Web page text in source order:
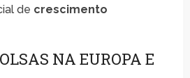
de crescimento
NA EUROPA E